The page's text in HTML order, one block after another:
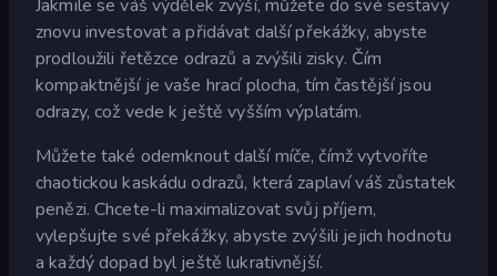
Jakmile se váš výdělek zvýší, můžete do své sestavy
znovu investovat a přidávat další překážky, abyste
prodloužili řetězce odrazů a zvýšili zisky. Čím
kompaktnější je vaše hrací plocha, tím častější jsou
odrazy, což vede k ještě vyšším výplatám.
Můžete také odemknout další míče, čímž vytvoříte
chaotickou kaskádu odrazů, která zaplaví váš zůstatek
penězi. Chcete-li maximalizovat svůj příjem,
vylepšujte své překážky, abyste zvýšili jejich hodnotu
a každý dopad byl ještě lukrativnější.